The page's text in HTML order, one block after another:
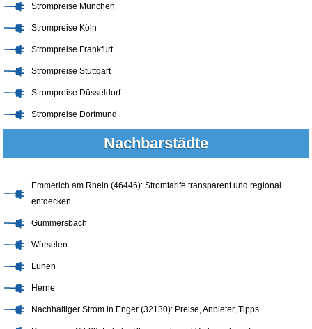
Strompreise München
Strompreise Köln
Strompreise Frankfurt
Strompreise Stuttgart
Strompreise Düsseldorf
Strompreise Dortmund
Nachbarstädte
Emmerich am Rhein (46446): Stromtarife transparent und regional
entdecken
Gummersbach
Würselen
Lünen
Herne
Nachhaltiger Strom in Enger (32130): Preise, Anbieter, Tipps